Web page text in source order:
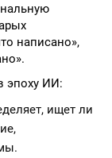
написано»,
эпоху ИИ:
ищет ли